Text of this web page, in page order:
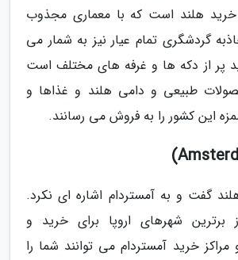
خرید هلند است که با معماری مجذوب
گردشگری تمام عیار نیز به شمار می
پر از دکه ها و غرفه های مختلف است
طبیعی و دامی هلند و غذاها و
این کشور را به فروش می رسانند.
گفت و به آمستردام اشاره ای نکرد.
برترین شهرهای اروپا برای خرید و
خرید آمستردام می توانند شما را